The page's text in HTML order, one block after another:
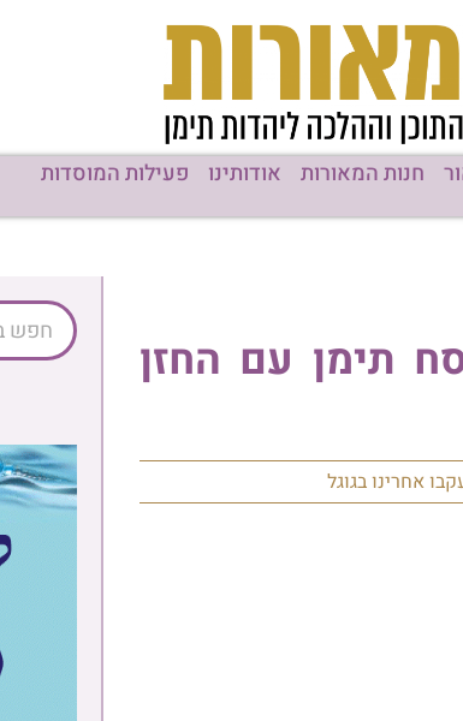
חנות המאורות אודותינו פעילות המוסדות
תימן עם החזן
אחרינו בגוגל